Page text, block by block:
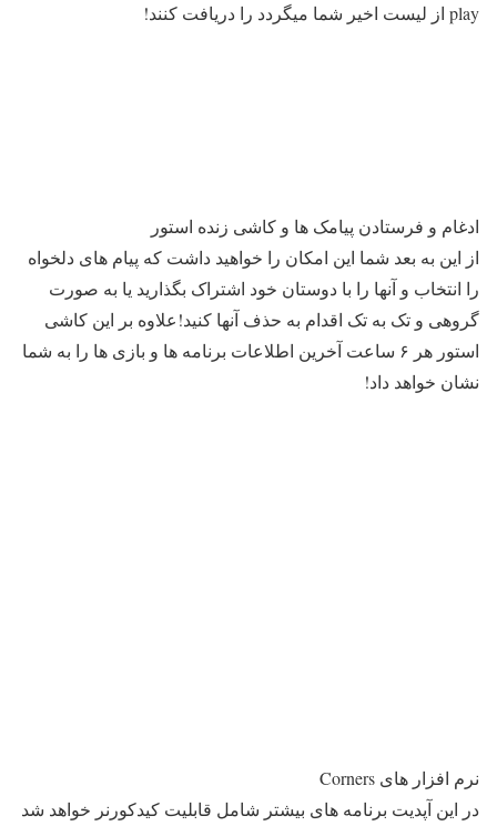
play از لیست اخیر شما میگردد را دریافت کنند!
ادغام و فرستادن پیامک ها و کاشی زنده استور
از این به بعد شما این امکان را خواهید داشت که پیام های دلخواه
را انتخاب و آنها را با دوستان خود اشتراک بگذارید یا به صورت
گروهی و تک به تک اقدام به حذف آنها کنید!علاوه بر این کاشی
استور هر ۶ ساعت آخرین اطلاعات برنامه ها و بازی ها را به شما
نشان خواهد داد!
نرم افزار های Corners
در این آپدیت برنامه های بیشتر شامل قابلیت کیدکورنر خواهد شد